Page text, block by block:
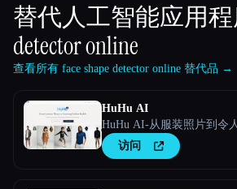
替代人工智能应用
detector online
查看所有 face shape detector online 替代品 →
HuHu AI
HuHu AI-从服装照片到令
访问